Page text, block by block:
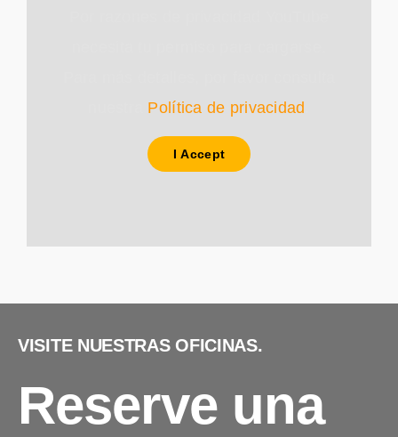
Política de privacidad
I Accept
VISITE NUESTRAS OFICINAS.
Reserve una